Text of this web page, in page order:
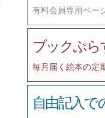
有料会員専用ペー
ブックぷら
毎月届く絵本の定
自由記入で